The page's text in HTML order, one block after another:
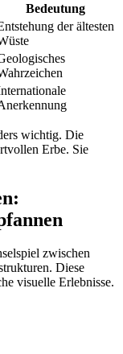
Bedeutung
der ältesten
wichtig. Die
Erbe. Sie
zwischen
Diese
visuelle Erlebnisse.